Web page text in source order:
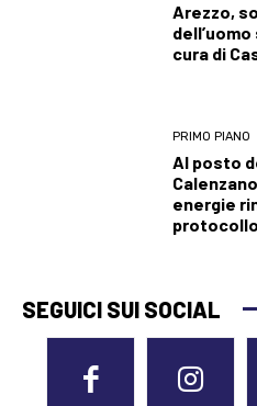
Arezzo,
cura di
PRIMO PIANO
Al posto
energie
SEGUICI SUI SOCIAL